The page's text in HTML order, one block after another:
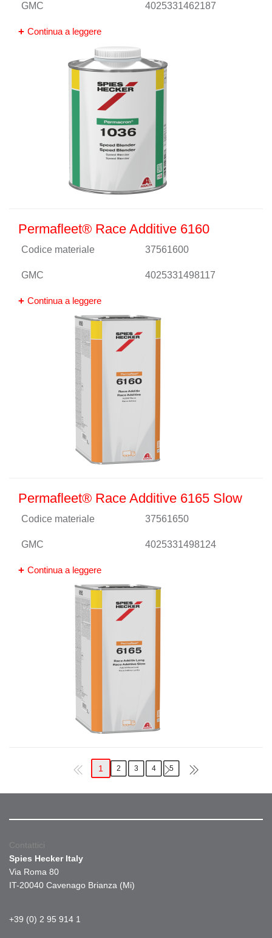
GMC 4025331462187
Continua a leggere
Permafleet® Race Additive 6160
Codice materiale 37561600
GMC 4025331498117
Continua a leggere
Permafleet® Race Additive 6165 Slow
Codice materiale 37561650
GMC 4025331498124
Continua a leggere
1 2 3 4 5
Contattici
Spies Hecker Italy
Via Roma 80
IT-20040 Cavenago Brianza (Mi)
+39 (0) 2 95 914 1